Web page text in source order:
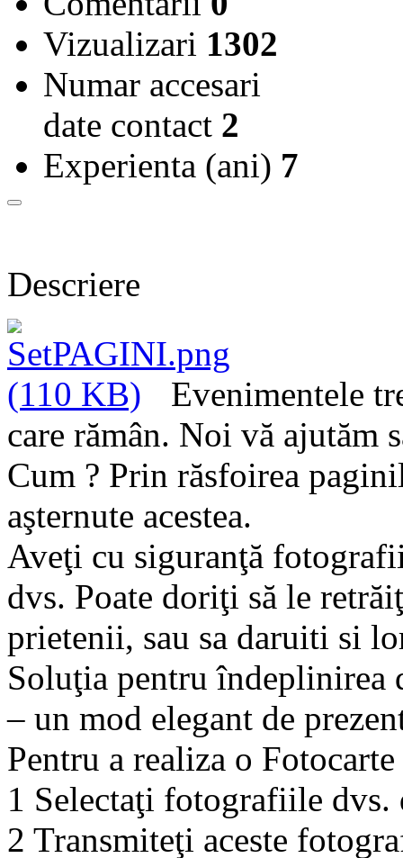
Vizualizari 1302
Numar accesari
date contact 2
Experienta (ani) 7
Descriere
Evenimentele
care rămân. Noi vă ajutăm
Cum ? Prin răsfoirea
aşternute acestea.
Aveţi cu siguranţă
dvs. Poate doriţi să le
prietenii, sau sa daruiti si
Soluţia pentru îndeplinirea
– un mod elegant de
Pentru a realiza o
1 Selectaţi fotografiile dvs.
2 Transmiteţi aceste